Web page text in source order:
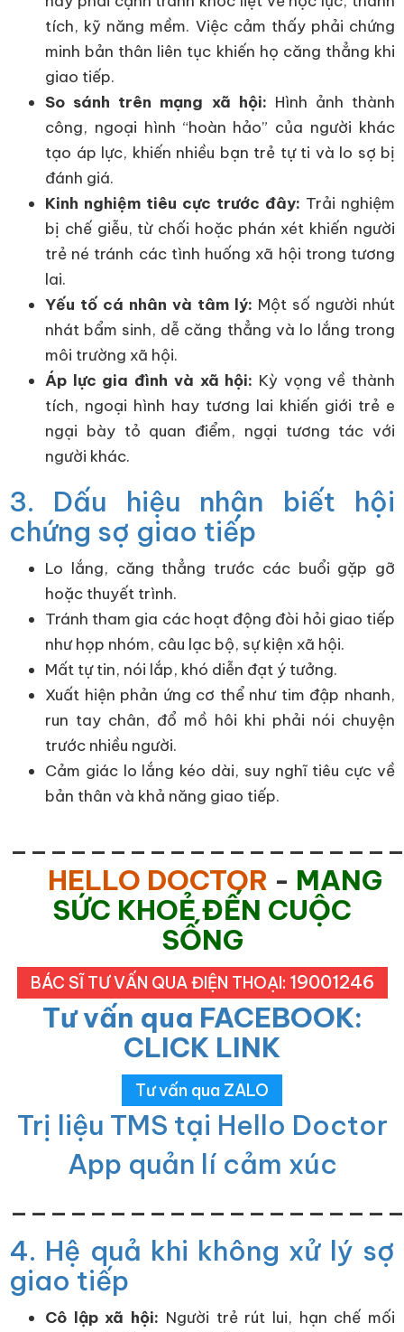
tích, kỹ năng mềm. Việc cảm thấy phải chứng
minh bản thân liên tục khiến họ căng thẳng khi
giao tiếp.
So sánh trên mạng xã hội: Hình ảnh thành
công, ngoại hình “hoàn hảo” của người khác
tạo áp lực, khiến nhiều bạn trẻ tự ti và lo sợ bị
đánh giá.
Kinh nghiệm tiêu cực trước đây: Trải nghiệm
bị chế giễu, từ chối hoặc phán xét khiến người
trẻ né tránh các tình huống xã hội trong tương
lai.
Yếu tố cá nhân và tâm lý: Một số người nhút
nhát bẩm sinh, dễ căng thẳng và lo lắng trong
môi trường xã hội.
Áp lực gia đình và xã hội: Kỳ vọng về thành
tích, ngoại hình hay tương lai khiến giới trẻ e
ngại bày tỏ quan điểm, ngại tương tác với
người khác.
3. Dấu hiệu nhận biết hội
chứng sợ giao tiếp
Lo lắng, căng thẳng trước các buổi gặp gỡ
hoặc thuyết trình.
Tránh tham gia các hoạt động đòi hỏi giao tiếp
như họp nhóm, câu lạc bộ, sự kiện xã hội.
Mất tự tin, nói lắp, khó diễn đạt ý tưởng.
Xuất hiện phản ứng cơ thể như tim đập nhanh,
run tay chân, đổ mồ hôi khi phải nói chuyện
trước nhiều người.
Cảm giác lo lắng kéo dài, suy nghĩ tiêu cực về
bản thân và khả năng giao tiếp.
HELLO DOCTOR - MANG
SỨC KHOẺ ĐẾN CUỘC
SỐNG
BÁC SĨ TƯ VẤN QUA ĐIỆN THOẠI: 19001246
Tư vấn qua FACEBOOK:
CLICK LINK
Tư vấn qua ZALO
Trị liệu TMS tại Hello Doctor
App quản lí cảm xúc
4. Hệ quả khi không xử lý sợ
giao tiếp
Cô lập xã hội: Người trẻ rút lui, hạn chế mối